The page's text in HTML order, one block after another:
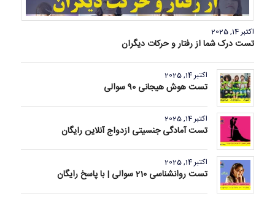
اکتبر 14, 2025
تست درک شما از رفتار و حرکات دیگران
اکتبر 14, 2025
تست هوش هیجانی 90 سوالی
اکتبر 14, 2025
تست آمادگی جنسیتی ازدواج آنلاین رایگان
اکتبر 14, 2025
تست روانشناسی 210 سوالی | با پاسخ رایگان